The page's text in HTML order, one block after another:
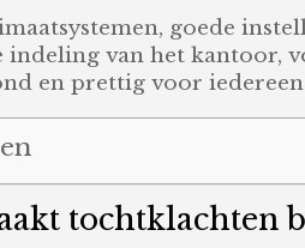
goede
indeling van het kantoor,
en prettig voor
tochtklachten